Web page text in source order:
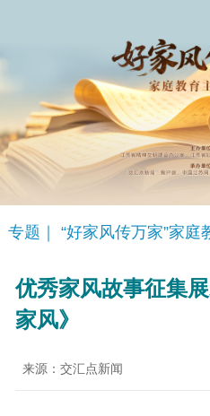
专题｜ “好家风传万家”家庭
优秀家风故事征集
家风》
来源：交汇点新闻